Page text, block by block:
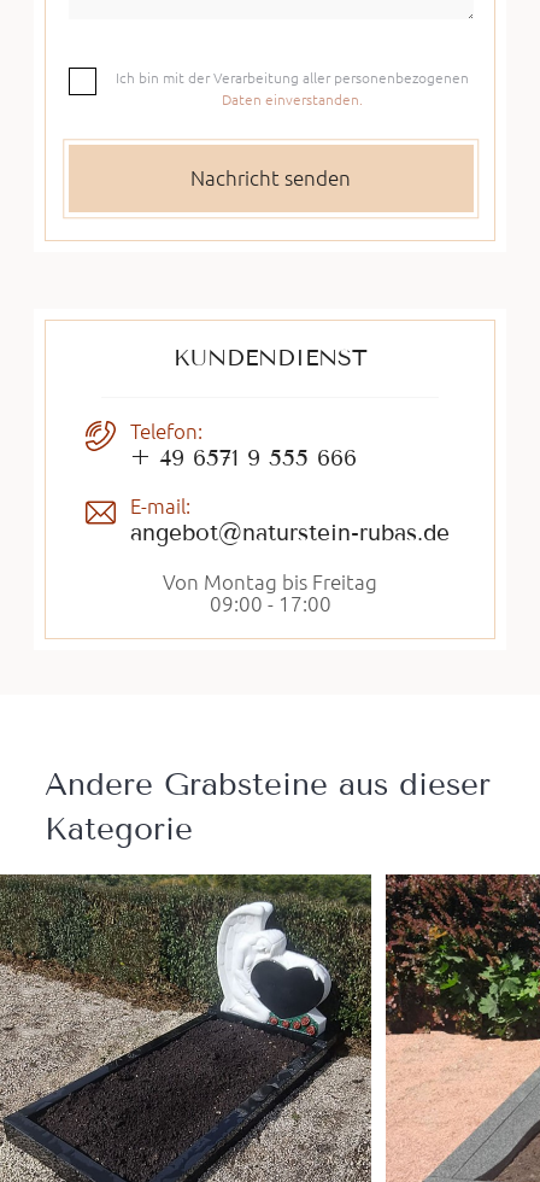
Ich bin mit der Verarbeitung aller personenbezogenen
Daten einverstanden.
KUNDENDIENST
Telefon:
+ 49 6571 9 555 666
E-mail:
angebot@naturstein-rubas.de
Von Montag bis Freitag
09:00 - 17:00
Andere Grabsteine ​​aus dieser
Kategorie